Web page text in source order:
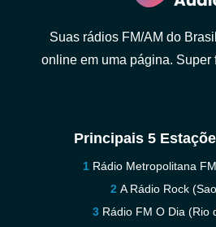
Suas rádios FM/AM do
online em uma página. Super
Principais 5
Rádio Metropolitana
A Rádio Rock
Rádio FM O Dia (Rio